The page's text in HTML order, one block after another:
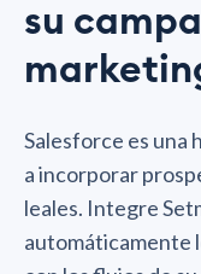
su
Salesforce es una
a incorporar
leales. Integre
automáticamente